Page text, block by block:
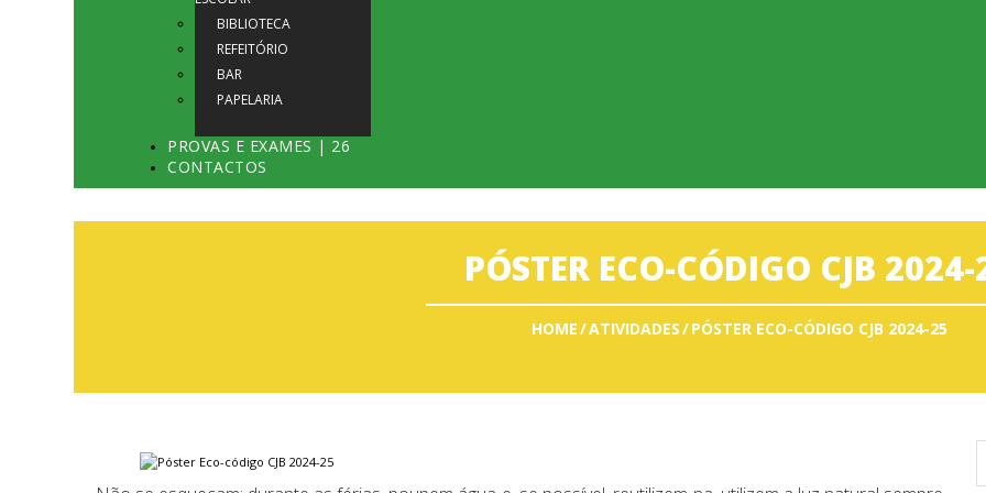
BIBLIOTECA
REFEITÓRIO
BAR
PAPELARIA
PROVAS E EXAMES | 26
CONTACTOS
PÓSTER ECO-CÓDIGO CJB
HOME ATIVIDADES PÓSTER ECO-CÓDIGO CJB 2024-25